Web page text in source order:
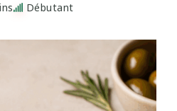
Débutant